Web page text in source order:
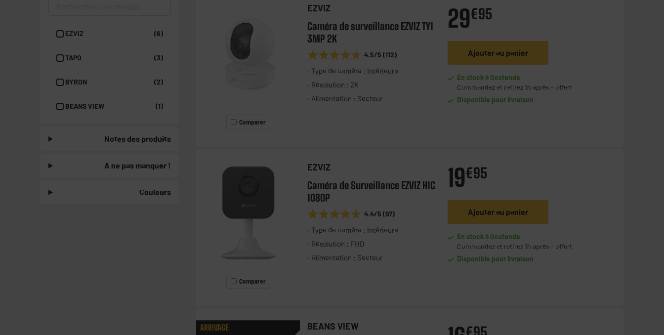
EZVIZ (6)
TAPO (3)
BYRON (2)
BEANS VIEW (1)
Notes des produits
A ne pas manquer !
Couleurs
Comparer
EZVIZ
Caméra de surveillance EZVIZ TY1
3MP 2K
★★★★★
★★★★★ 4.5/5 (112)
Type de caméra : Intérieure
Résolution : 2K
Alimentation : Secteur
29€95
Ajouter au panier
En stock à Oostende
Commandez et retirez 1h après - offert
Disponible pour livraison
Comparer
EZVIZ
Caméra de Surveillance EZVIZ H1C
1080P
★★★★★
★★★★★ 4.4/5 (97)
Type de caméra : Intérieure
Résolution : FHD
Alimentation : Secteur
19€95
Ajouter au panier
En stock à Oostende
Commandez et retirez 1h après - offert
Disponible pour livraison
ARRIVAGE BEANS VIEW